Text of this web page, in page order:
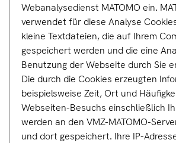
Webanalysedienst MATOMO ein.
verwendet für diese Analyse
kleine Textdateien, die auf Ihrem
gespeichert werden und die eine
Benutzung der Webseite durch Sie
Die durch die Cookies erzeugten
beispielsweise Zeit, Ort und
Webseiten-Besuchs einschließlich
werden an den VMZ-MATOMO-
und dort gespeichert. Ihre IP-